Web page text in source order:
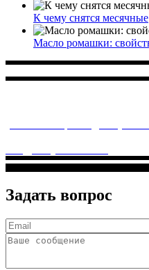
К чему снятся месячные
Масло ромашки:
Задать вопрос